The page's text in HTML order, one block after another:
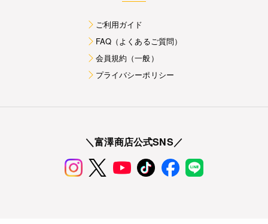
ご利用ガイド
FAQ（よくあるご質問）
会員規約（一般）
プライバシーポリシー
＼富澤商店公式SNS／